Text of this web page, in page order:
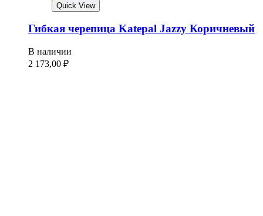
Quick View
Гибкая черепица Katepal Jazzy Коричневый
В наличии
2 173,00 ₽